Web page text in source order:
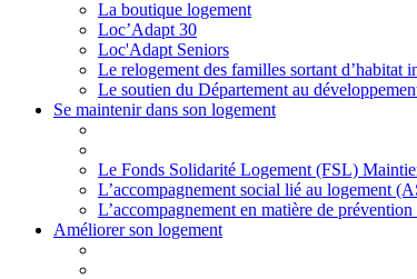
La boutique logement
Loc’Adapt 30
Loc'Adapt Seniors
Le relogement des familles sortant d’habitat
Le soutien du Département au
Se maintenir dans son logement
Le Fonds Solidarité Logement (FSL)
L’accompagnement social lié au logement
L’accompagnement en matière de
Améliorer son logement